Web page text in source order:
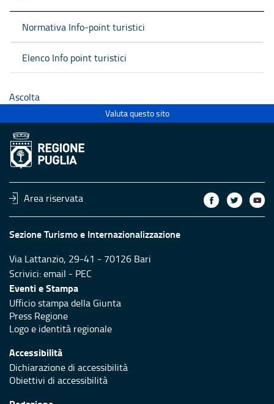
Normativa Info-point turistici
Elenco Info point turistici
Ascolta
Valuta questo sito
Area riservata
Sezione Turismo e Internazionalizzazione
Via Lattanzio, 29-41 - 70126 Bari
Scrivici:email - PEC
Eventi e Stampa
Ufficio stampa della Giunta
Press Regione
Logo e identità regionale
Accessibilità
Dichiarazione di accessibilità
Obiettivi di accessibilità